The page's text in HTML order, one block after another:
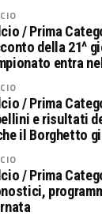
/ Prima
della 21^
entra
/ Prima
e risultati
il Borghetto
/ Prima